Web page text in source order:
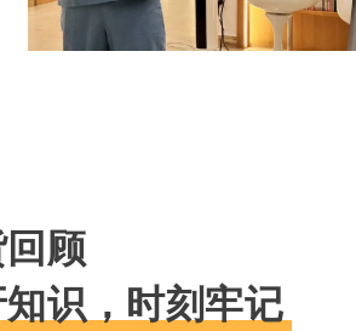
顾
识，时刻牢记